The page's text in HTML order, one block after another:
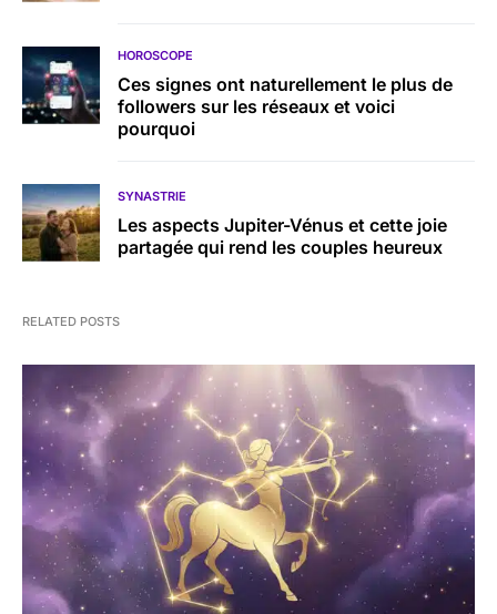
HOROSCOPE
Ces signes ont naturellement le plus de
followers sur les réseaux et voici
pourquoi
SYNASTRIE
Les aspects Jupiter-Vénus et cette joie
partagée qui rend les couples heureux
RELATED POSTS